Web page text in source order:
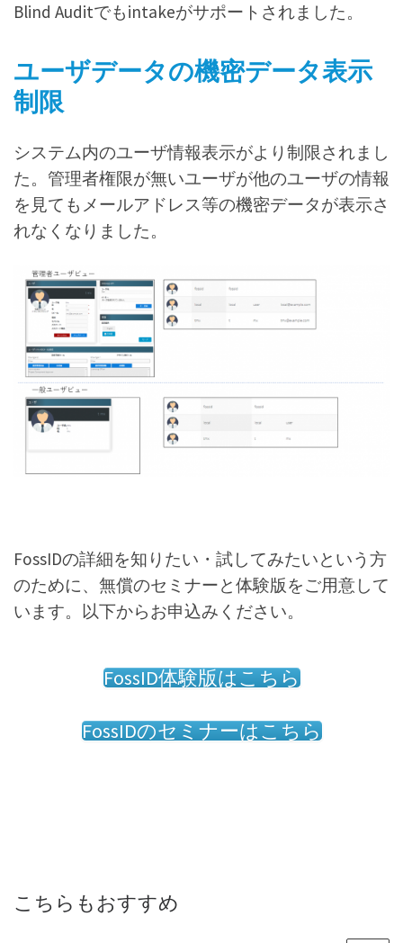
Blind Auditでもintakeがサポートされました。
ユーザデータの機密データ表示
制限
システム内のユーザ情報表示がより制限されまし
た。管理者権限が無いユーザが他のユーザの情報
を見てもメールアドレス等の機密データが表示さ
れなくなりました。
FossIDの詳細を知りたい・試してみたいという方
のために、無償のセミナーと体験版をご用意して
います。以下からお申込みください。
FossID体験版はこちら
FossIDのセミナーはこちら
こちらもおすすめ